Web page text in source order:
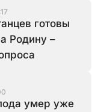
готовы
Родину –
умер уже